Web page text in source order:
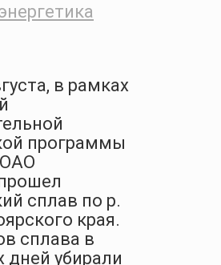
в рамках
программы
сплав по р.
края.
сплава в
дней убирали